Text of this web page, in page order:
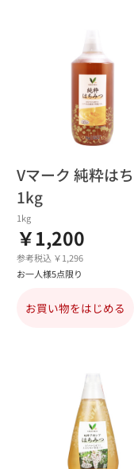
Vマーク 純粋は
1kg
1kg
￥1,200
参考税込 ￥1,296
お一人様5点限り
お買い物をはじめる